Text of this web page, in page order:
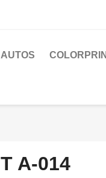
AUTOS
A-014